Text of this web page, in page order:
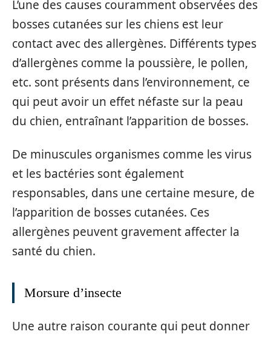
L’une des causes couramment observées des
bosses cutanées sur les chiens est leur
contact avec des allergènes. Différents types
d’allergènes comme la poussière, le pollen,
etc. sont présents dans l’environnement, ce
qui peut avoir un effet néfaste sur la peau
du chien, entraînant l’apparition de bosses.
De minuscules organismes comme les virus
et les bactéries sont également
responsables, dans une certaine mesure, de
l’apparition de bosses cutanées. Ces
allergènes peuvent gravement affecter la
santé du chien.
Morsure d’insecte
Une autre raison courante qui peut donner